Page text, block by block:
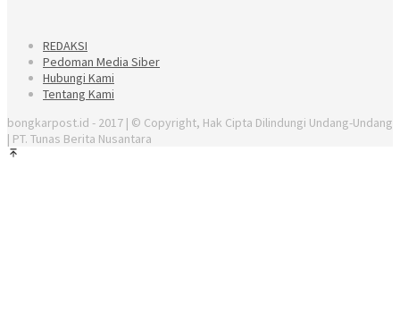
REDAKSI
Pedoman Media Siber
Hubungi Kami
Tentang Kami
bongkarpost.id - 2017 | © Copyright, Hak Cipta Dilindungi Undang-Undang
| PT. Tunas Berita Nusantara